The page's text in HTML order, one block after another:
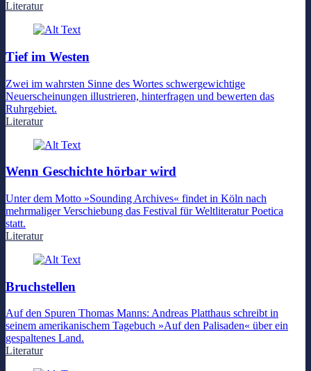
Literatur
Tief im Westen
Zwei im wahrsten Sinne des Wortes schwergewichtige
Neuerscheinungen illustrieren, hinterfragen und bewerten das
Ruhrgebiet.
Literatur
Wenn Geschichte hörbar wird
Unter dem Motto »Sounding Archives« findet in Köln nach
mehrmaliger Verschiebung das Festival für Weltliteratur Poetica
statt.
Literatur
Bruchstellen
Auf den Spuren Thomas Manns: Andreas Platthaus schreibt in
seinem amerikanischem Tagebuch »Auf den Palisaden« über ein
gespaltenes Land.
Literatur